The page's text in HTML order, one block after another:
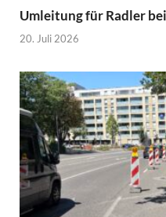
Umleitung für Radler bei
20. Juli 2026